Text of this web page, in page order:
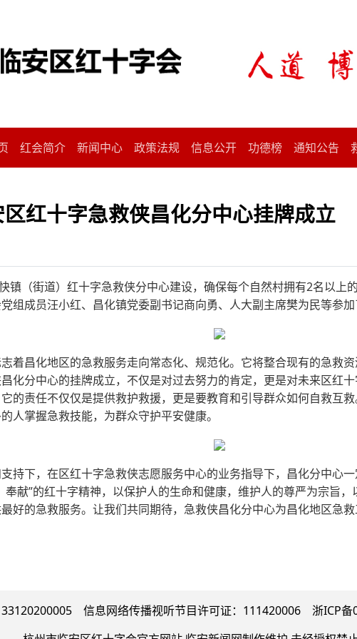
红会简介 新闻中心 政策法规 信息公开 功德榜 通知公告
红十字急救侠昌化分中心挂牌成立
镇（街道）红十字急救侠分中心建设，确保每个自然村拥有2名以上
组成员汪小红、昌化镇党委副书记商向勇、人大副主席樊为民等参加
着昌化地区的急救服务走向常态化、规范化。它将整合现有的急救
化分中心的挂牌成立，不仅是对过去努力的肯定，更是对未来区红
的责任不仅仅是提供救护救援，更是要教育和引导群众如何自救互
人掌握急救技能，为群众守护平安健康。
持下，在区红十字急救侠志愿服务中心的业务指导下，昌化分中心
献”的红十字精神，以保护人的生命和健康，维护人的尊严为宗旨
好的急救服务。让我们共同期待，急救侠昌化分中心为昌化地区急
33120200005 信息网络传播视听节目许可证：111420006 浙ICP